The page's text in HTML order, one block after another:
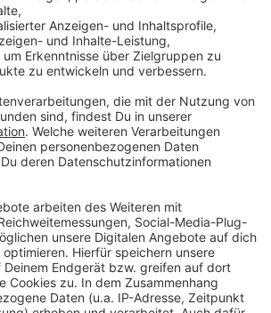
über Bußgelder gegen
Euro
Euro
Euro
Euro
Euro